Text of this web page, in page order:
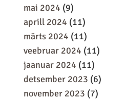
mai 2024 (9)
aprill 2024 (11)
märts 2024 (11)
veebruar 2024 (11)
jaanuar 2024 (11)
detsember 2023 (6)
november 2023 (7)